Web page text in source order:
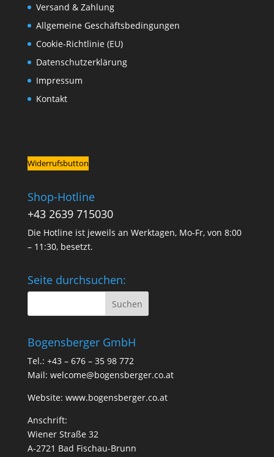
Versand & Zahlung
Allgemeine Geschäftsbedingungen
Cookie-Richtlinie (EU)
Datenschutzerklärung
Impressum
Kontakt
Widerrufsbutton
Shop-Hotline
+43 2639 715030
Die Hotline ist jeweils an Werktagen, Mo-Fr, von 8:00
– 11:30, besetzt.
Seite durchsuchen:
Bogensberger GmbH
Tel.: +43 – 676 – 35 98 772
Mail: welcome@bogensberger.co.at
Website: www.bogensberger.co.at
Anschrift:
Wiener Straße 32
A-2721 Bad Fischau-Brunn